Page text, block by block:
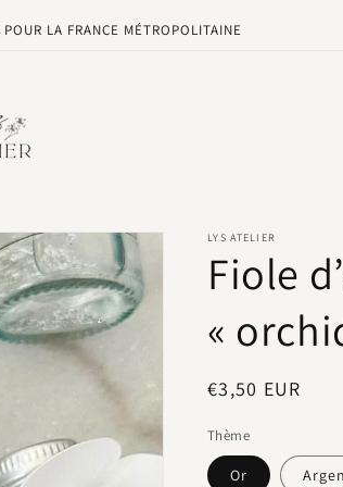
LA FRANCE MÉTROPOLITAINE
LYS ATELIER
Fiole
«
Prix
€3,50 EUR
Thème
Or